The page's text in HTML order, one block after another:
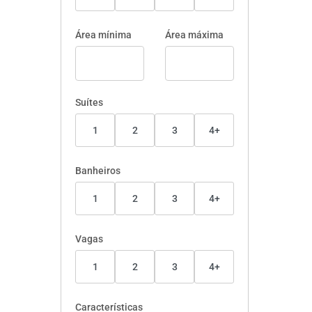
Área mínima Área máxima
Suítes
1 2 3 4+
Banheiros
1 2 3 4+
Vagas
1 2 3 4+
Características